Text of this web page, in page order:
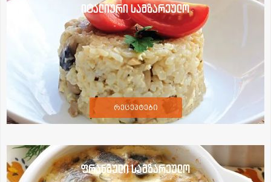
იტალიური სამზარეულო
რეცეპტები
ფრანგული სამზარეულო